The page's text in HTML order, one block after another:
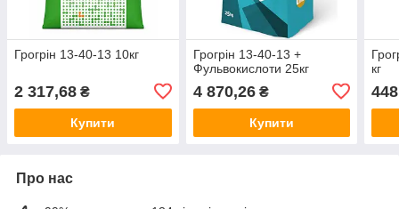
Грогрін 13-40-13 10кг
2 317,68 ₴
Купити
Грогрін 13-40-13 +
Фульвокислоти 25кг
4 870,26₴
Купити
кг
Про нас